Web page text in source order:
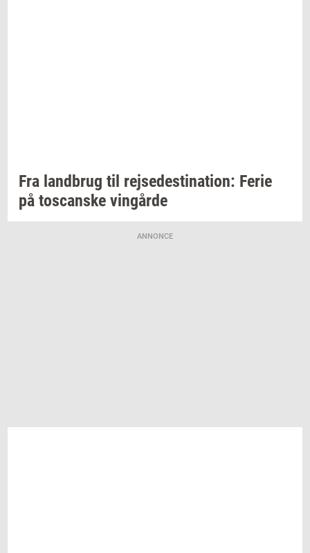
Fra land­brug til rej­se­desti­na­tion: Ferie
på toscan­ske vin­går­de
ANNONCE